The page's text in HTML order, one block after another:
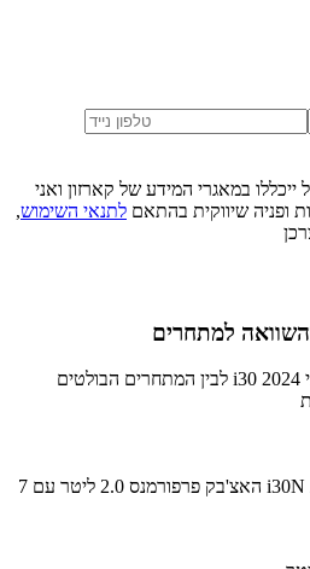
במאגרי המידע של קארזון ואני
ופניה שיווקית בהתאם לתנאי השימוש,
השוואת רמות הגימור של יונדאי i30 2024 לבין המתחרים הבולטים
ליונדאי i30 יש רמת גימור אחת i30N האצ'בק פרפורמנס 2.0 ליטר עם 7